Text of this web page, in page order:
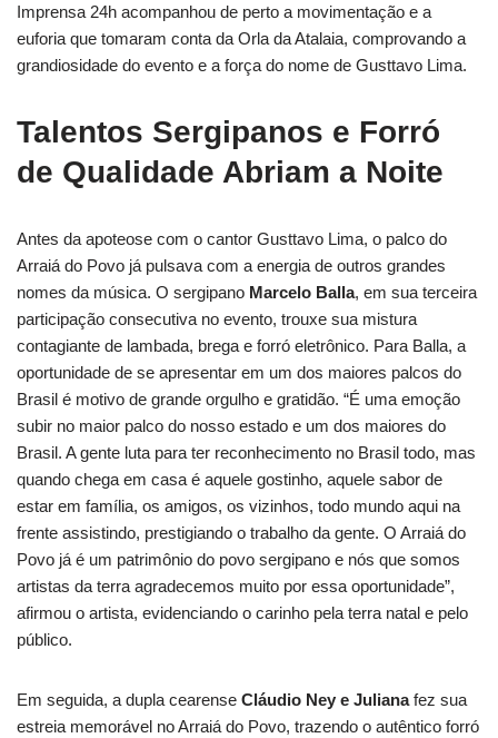
Imprensa 24h acompanhou de perto a movimentação e a
euforia que tomaram conta da Orla da Atalaia, comprovando a
grandiosidade do evento e a força do nome de Gusttavo Lima.
Talentos Sergipanos e Forró
de Qualidade Abriam a Noite
Antes da apoteose com o cantor Gusttavo Lima, o palco do
Arraiá do Povo já pulsava com a energia de outros grandes
nomes da música. O sergipano Marcelo Balla, em sua terceira
participação consecutiva no evento, trouxe sua mistura
contagiante de lambada, brega e forró eletrônico. Para Balla, a
oportunidade de se apresentar em um dos maiores palcos do
Brasil é motivo de grande orgulho e gratidão. “É uma emoção
subir no maior palco do nosso estado e um dos maiores do
Brasil. A gente luta para ter reconhecimento no Brasil todo, mas
quando chega em casa é aquele gostinho, aquele sabor de
estar em família, os amigos, os vizinhos, todo mundo aqui na
frente assistindo, prestigiando o trabalho da gente. O Arraiá do
Povo já é um patrimônio do povo sergipano e nós que somos
artistas da terra agradecemos muito por essa oportunidade”,
afirmou o artista, evidenciando o carinho pela terra natal e pelo
público.
Em seguida, a dupla cearense Cláudio Ney e Julianafez sua
estreia memorável no Arraiá do Povo, trazendo o autêntico forró